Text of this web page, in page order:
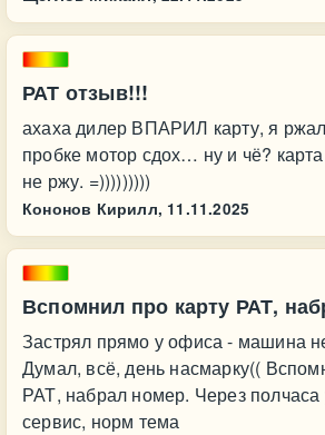
РАТ отзыв!!!
ахаха дилер ВПАРИЛ карту, я
пробке мотор сдох… ну и чё?
не ржу. =)))))))))
Кононов Кирилл, 11.11.2025
Вспомнил про карту РАТ,
Застрял прямо у офиса - машина
Думал, всё, день насмарку((
РАТ, набрал номер. Через
сервис, норм тема